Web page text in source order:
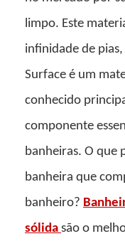
limpo. Este
infinidade de
Surface é um
conhecido
componente
banheiras. O que
banheira que
banheiro?
sólida são o